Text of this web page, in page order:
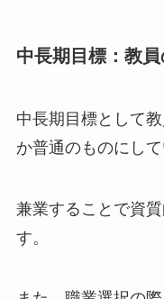
中長期目標：教
中長期目標として
か普通のものにし
兼業することで資
す。